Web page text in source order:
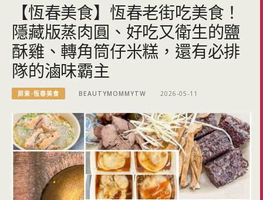
【恆春美食】恆春老街吃美食！
隱藏版蒸肉圓、好吃又衛生的鹽
酥雞、轉角筒仔米糕，還有必排
隊的滷味霸主
屏東-恆春美食 BEAUTYMOMMYTW 2026-05-11